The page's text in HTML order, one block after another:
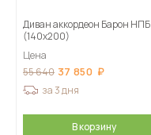
Диван аккордеон Барон НПБ
(140х200)
Цена
55 640 37 850
за 3 дня
В корзину